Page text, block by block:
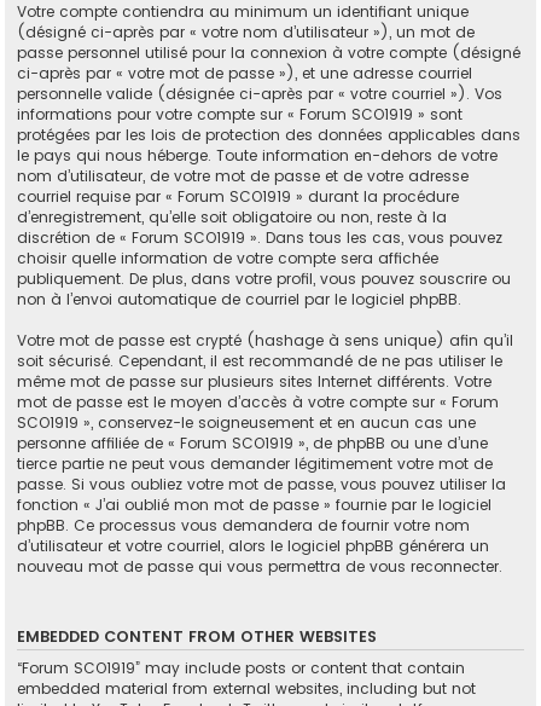
Votre compte contiendra au minimum un identifiant unique
(désigné ci-après par « votre nom d’utilisateur »), un mot de
passe personnel utilisé pour la connexion à votre compte (désigné
ci-après par « votre mot de passe »), et une adresse courriel
personnelle valide (désignée ci-après par « votre courriel »). Vos
informations pour votre compte sur « Forum SCO1919 » sont
protégées par les lois de protection des données applicables dans
le pays qui nous héberge. Toute information en-dehors de votre
nom d’utilisateur, de votre mot de passe et de votre adresse
courriel requise par « Forum SCO1919 » durant la procédure
d’enregistrement, qu’elle soit obligatoire ou non, reste à la
discrétion de « Forum SCO1919 ». Dans tous les cas, vous pouvez
choisir quelle information de votre compte sera affichée
publiquement. De plus, dans votre profil, vous pouvez souscrire ou
non à l’envoi automatique de courriel par le logiciel phpBB.
Votre mot de passe est crypté (hashage à sens unique) afin qu’il
soit sécurisé. Cependant, il est recommandé de ne pas utiliser le
même mot de passe sur plusieurs sites Internet différents. Votre
mot de passe est le moyen d’accès à votre compte sur « Forum
SCO1919 », conservez-le soigneusement et en aucun cas une
personne affiliée de « Forum SCO1919 », de phpBB ou une d’une
tierce partie ne peut vous demander légitimement votre mot de
passe. Si vous oubliez votre mot de passe, vous pouvez utiliser la
fonction « J’ai oublié mon mot de passe » fournie par le logiciel
phpBB. Ce processus vous demandera de fournir votre nom
d’utilisateur et votre courriel, alors le logiciel phpBB générera un
nouveau mot de passe qui vous permettra de vous reconnecter.
EMBEDDED CONTENT FROM OTHER WEBSITES
“Forum SCO1919” may include posts or content that contain
embedded material from external websites, including but not